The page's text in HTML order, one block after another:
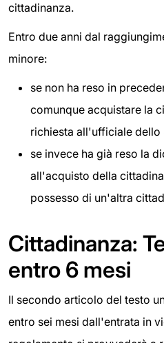
cittadinanza.
Entro due anni dal
minore:
se non ha reso in
comunque acquistare la
richiesta all'ufficiale dello
se invece ha già reso la
all'acquisto della
possesso di un'altra
Cittadinanza:
entro 6 mesi
Il secondo articolo del testo
entro sei mesi dall'entrata in